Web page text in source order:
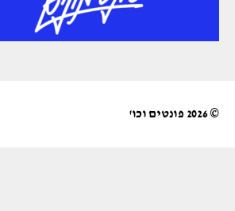
© 2026 פונטים וכו'